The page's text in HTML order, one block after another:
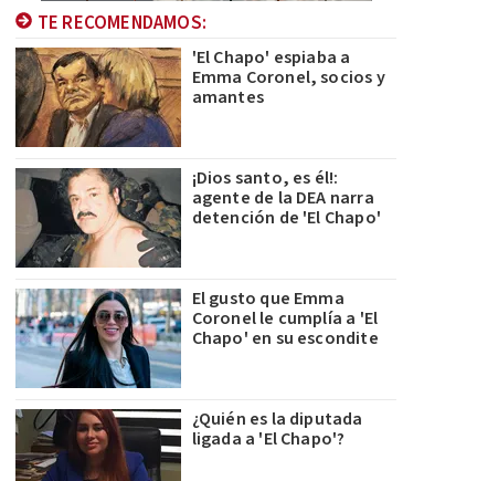
TE RECOMENDAMOS:
'El Chapo' espiaba a
Emma Coronel, socios y
amantes
¡Dios santo, es él!:
agente de la DEA narra
detención de 'El Chapo'
El gusto que Emma
Coronel le cumplía a 'El
Chapo' en su escondite
¿Quién es la diputada
ligada a 'El Chapo'?